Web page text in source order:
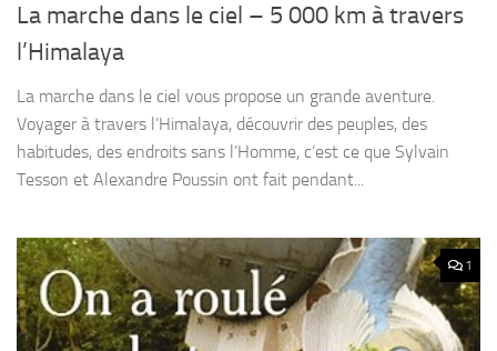
La marche dans le ciel – 5 000 km à travers
l’Himalaya
La marche dans le ciel vous propose un grande aventure.
Voyager à travers l’Himalaya, découvrir des peuples, des
habitudes, des endroits sans l’Homme, c’est ce que Sylvain
Tesson et Alexandre Poussin ont fait pendant...
1